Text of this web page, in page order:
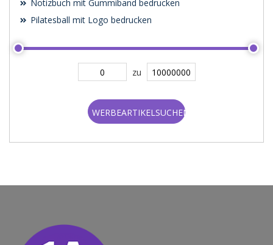
Notizbuch mit Gummiband bedrucken
Pilatesball mit Logo bedrucken
zu
WERBEARTIKELSUCHEN